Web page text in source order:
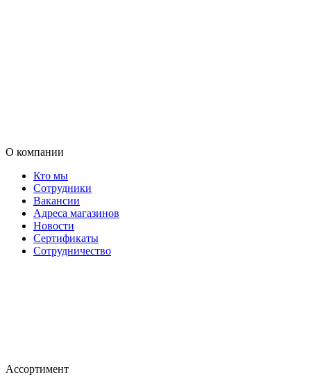
О компании
Кто мы
Сотрудники
Вакансии
Адреса магазинов
Новости
Сертификаты
Сотрудничество
Ассортимент